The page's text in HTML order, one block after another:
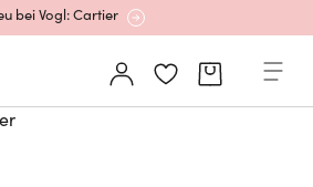
bei Vogl: Cartier
Ikonische Uhren von Cartier